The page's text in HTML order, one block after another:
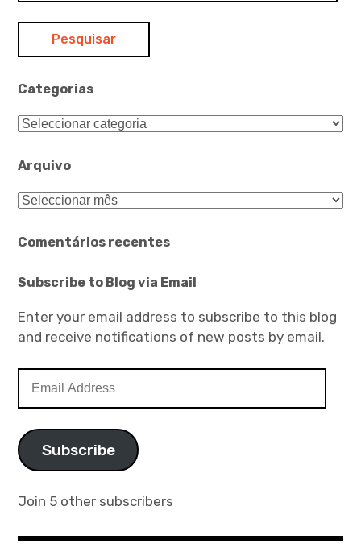
Categorias
Categorias
Arquivo
Arquivo
Comentários recentes
Subscribe to Blog via Email
Enter your email address to subscribe to this blog
and receive notifications of new posts by email.
Address
Subscribe
Join 5 other subscribers